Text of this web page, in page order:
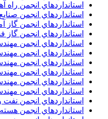
استانداردهاي انجمن راه
استانداردهاي انجمن
استانداردهاي انجمن گاز
استانداردهاي انجمن گاز
استانداردهاي انجمن
استانداردهاي انجمن
استانداردهاي انجمن
استانداردهاي انجمن
استانداردهاي انجمن
استانداردهاي انجمن
استانداردهاي انجمن
استانداردهاي انجمن